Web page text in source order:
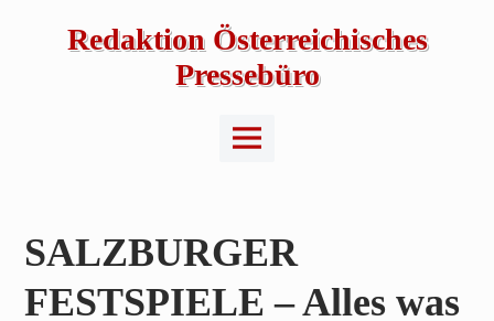
Redaktion Österreichisches
Pressebüro
Main
Menu
SALZBURGER
FESTSPIELE – Alles was